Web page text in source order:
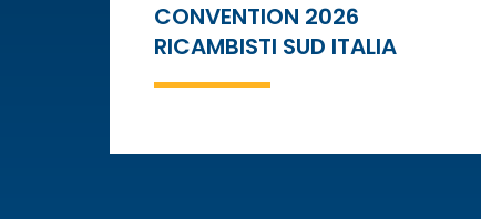
CONVENTION 2026
RICAMBISTI SUD ITALIA